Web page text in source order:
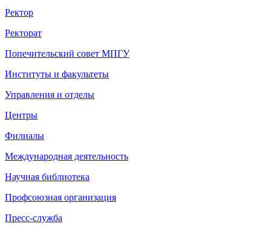
Ректор
Ректорат
Попечительский совет МПГУ
Институты и факультеты
Управления и отделы
Центры
Филиалы
Международная деятельность
Научная библиотека
Профсоюзная организация
Пресс-служба